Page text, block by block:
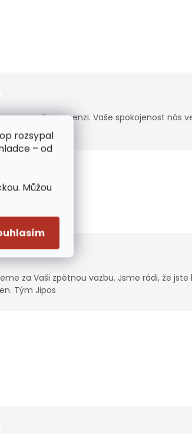
rozsypal
– od
Můžou
za milou recenzi. Vaše spokojenost nás
za Vaši zpětnou vazbu. Jsme rádi, že jste
Tým Jipos